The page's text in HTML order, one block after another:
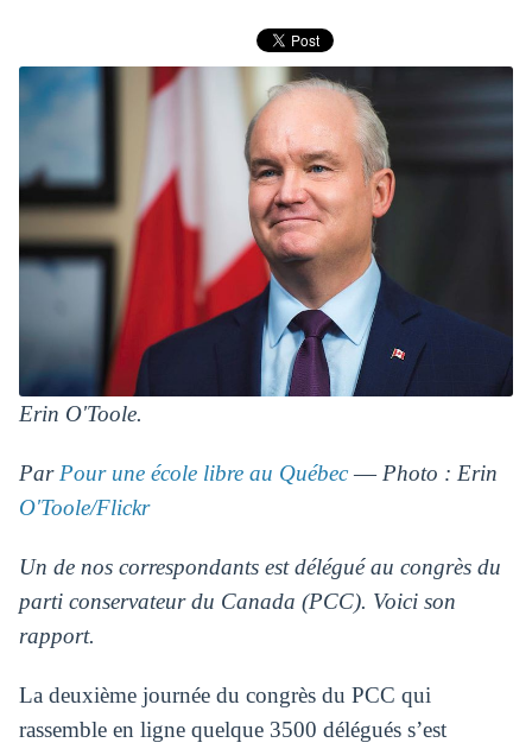
Erin O'Toole.
Par Pour une école libre au Québec― Photo : Erin
O'Toole/Flickr
Un de nos correspondants est délégué au congrès du
parti conservateur du Canada (PCC). Voici son
rapport.
La deuxième journée du congrès du PCC qui
rassemble en ligne quelque 3500 délégués s’est